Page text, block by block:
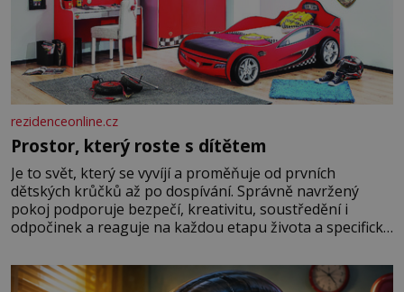
rezidenceonline.cz
Prostor, který roste s dítětem
Je to svět, který se vyvíjí a proměňuje od prvních
dětských krůčků až po dospívání. Správně navržený
pokoj podporuje bezpečí, kreativitu, soustředění i
odpočinek a reaguje na každou etapu života a specifické
měkkost a bezpečí, proto by pokoj miminka měl působit
především klidně a útulně. Předškolní věk je